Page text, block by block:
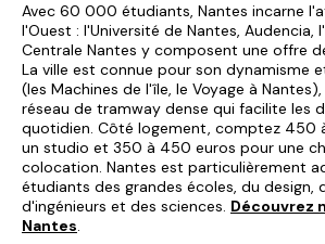
Avec 60 000 étudiants, Nantes incarne
l'Ouest : l'Université de Nantes, Audencia,
Centrale Nantes y composent une offre
La ville est connue pour son dynamisme
(les Machines de l'île, le Voyage à
réseau de tramway dense qui facilite les
quotidien. Côté logement, comptez 450
un studio et 350 à 450 euros pour une
colocation. Nantes est particulièrement
étudiants des grandes écoles, du design,
d'ingénieurs et des sciences. Découvrez
Nantes.